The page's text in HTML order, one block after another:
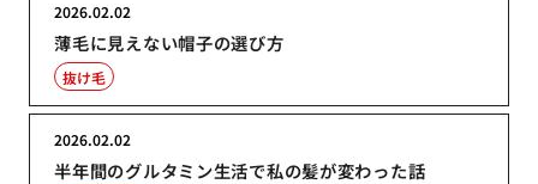
薄毛に見えない帽子の選び方
2026.02.02
抜け毛
半年間のグルタミン生活で私の髪が変わった話
2026.02.02